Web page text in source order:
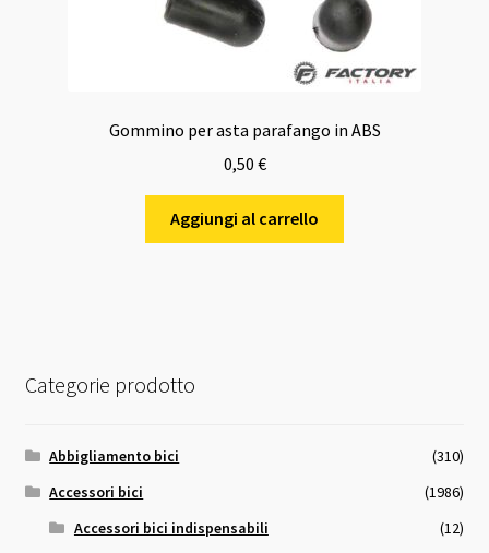
Gommino per asta parafango in ABS
0,50 €
Aggiungi al carrello
Categorie prodotto
Abbigliamento bici
(310)
Accessori bici
(1986)
Accessori bici indispensabili
(12)